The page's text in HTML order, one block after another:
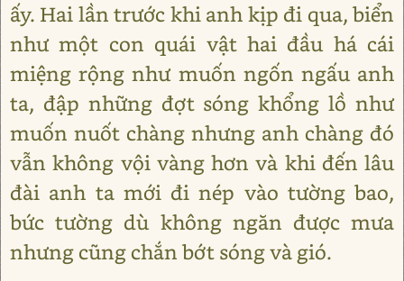
ấy. Hai lần trước khi anh kịp đi qua, biển
như một con quái vật hai đầu há cái
miệng rộng như muốn ngốn ngấu anh
ta, đập những đợt sóng khổng lồ như
muốn nuốt chàng nhưng anh chàng đó
vẫn không vội vàng hơn và khi đến lâu
đài anh ta mới đi nép vào tường bao,
bức tường dù không ngăn được mưa
nhưng cũng chắn bớt sóng và gió.